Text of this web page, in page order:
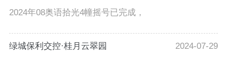
2024年08奥语拾光4幢摇号已完成，
绿城保利交控·桂月云翠园
2024-07-29